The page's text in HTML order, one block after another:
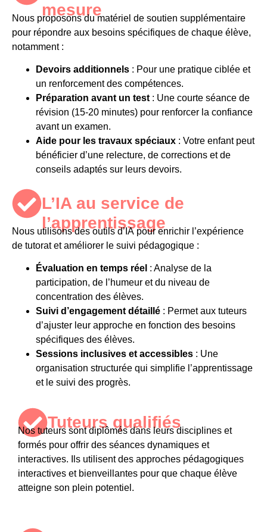
mesure ​
Nous proposons dumatériel de soutien supplémentaire
pour répondre aux besoins spécifiques de chaque élève,
notamment :
Devoirs additionnels : Pour une pratique ciblée et
un renforcement des compétences.
Préparation avant un test : Une courte séance de
révision (15-20 minutes) pour renforcer la confiance
avant un examen.
Aide pour les travaux spéciaux : Votre enfant peut
bénéficier d’une relecture, de corrections et de
conseils adaptés sur leurs devoirs.
L’IA au service de
l’apprentissage
Nous utilisons des outils d’ IApour enrichir l’expérience
de tutorat et améliorer le suivi pédagogique :
Évaluation en temps réel : Analyse de la
participation, de l’humeur et du niveau de
concentration des élèves.
Suivi d’engagement détaillé : Permet aux tuteurs
d’ajuster leur approche en fonction des besoins
spécifiques des élèves.
Sessions inclusives et accessibles : Une
organisation structurée qui simplifie l’apprentissage
et le suivi des progrès.
Tuteurs qualifiés​
Nos tuteurs sont diplômés dans leurs disciplines et
formés pour offrir des séances dynamiques et
interactives. Ils utilisent des approches pédagogiques
interactives et bienveillantes pour que chaque élève
atteigne son plein potentiel.